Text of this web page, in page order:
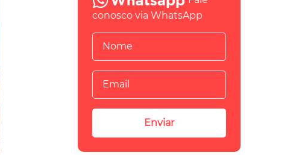
conosco via WhatsApp